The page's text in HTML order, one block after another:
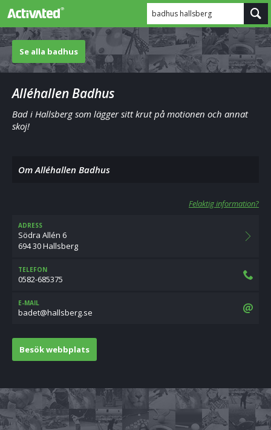
badhus hallsberg
Se alla badhus
Alléhallen Badhus
Bad i Hallsberg som lägger sitt krut på motionen och annat
skoj!
Om Alléhallen Badhus
Felaktig information?
ADRESS
Södra Allén 6
694 30 Hallsberg
TELEFON
0582-685375
E-MAIL
es.grebsllah@tedab
Besök webbplats